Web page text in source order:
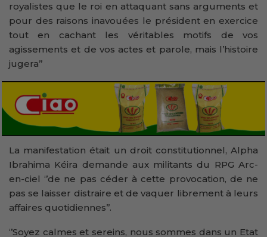
royalistes que le roi en attaquant sans arguments et
pour des raisons inavouées le président en exercice
tout en cachant les véritables motifs de vos
agissements et de vos actes et parole, mais l’histoire
jugera’’
La manifestation était un droit constitutionnel, Alpha
Ibrahima Kéira demande aux militants du RPG Arc-
en-ciel ‘’de ne pas céder à cette provocation, de ne
pas se laisser distraire et de vaquer librement à leurs
affaires quotidiennes’’.
‘’Soyez calmes et sereins, nous sommes dans un Etat